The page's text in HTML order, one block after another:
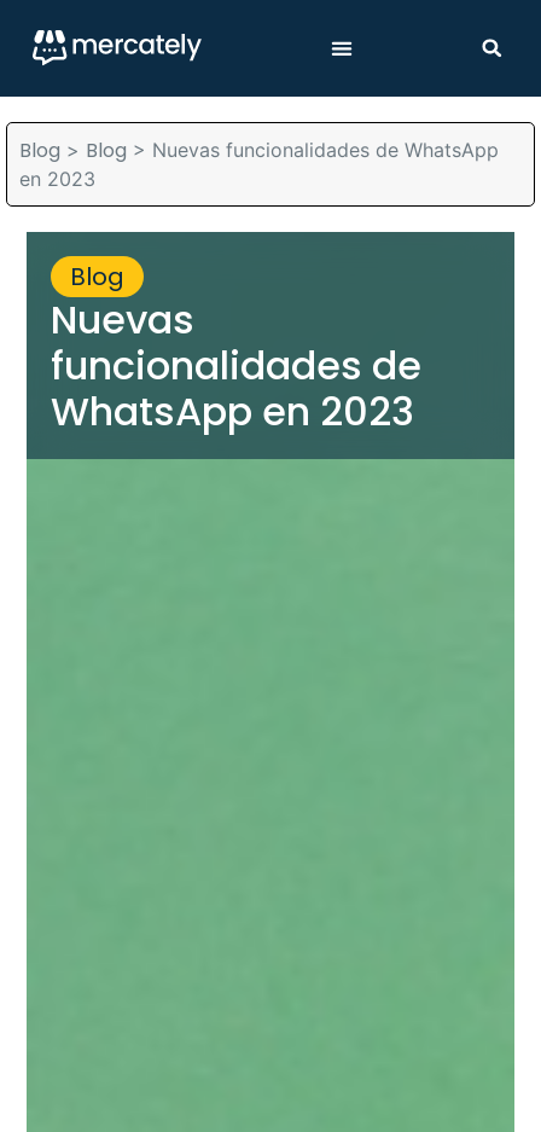
Blog > Blog > Nuevas funcionalidades de WhatsApp
en 2023
Blog
Nuevas
funcionalidades de
WhatsApp en 2023